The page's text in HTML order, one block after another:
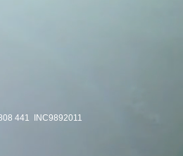
441 INC9892011